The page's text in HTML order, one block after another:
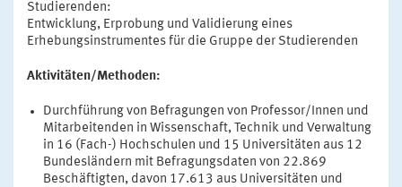
Studierenden:
Entwicklung, Erprobung und Validierung eines
Erhebungsinstrumentes für die Gruppe der Studierenden
Aktivitäten/Methoden:
Durchführung von Befragungen von Professor/Innen und
Mitarbeitenden in Wissenschaft, Technik und Verwaltung
in 16 (Fach-) Hochschulen und 15 Universitäten aus 12
Bundesländern mit Befragungsdaten von 22.869
Beschäftigten, davon 17.613 aus Universitäten und